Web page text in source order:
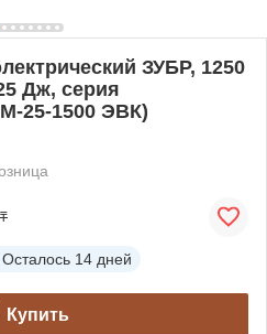
ЗУБР, 1250
Дж, серия
25-1500 ЭВК)
Осталось 14 дней
Купить